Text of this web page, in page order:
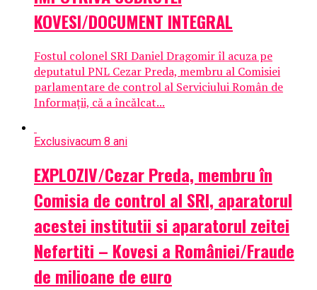
KOVESI/DOCUMENT INTEGRAL
Fostul colonel SRI Daniel Dragomir îl acuza pe
deputatul PNL Cezar Preda, membru al Comisiei
parlamentare de control al Serviciului Român de
Informații, că a încălcat...
Exclusivacum 8 ani
EXPLOZIV/Cezar Preda, membru în
Comisia de control al SRI, aparatorul
acestei institutii si aparatorul zeitei
Nefertiti – Kovesi a României/Fraude
de milioane de euro